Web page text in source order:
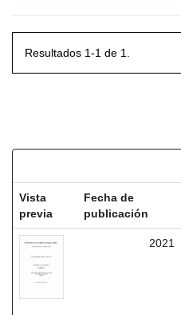
Resultados 1-1 de 1.
Vista
previa
Fecha de
publicación
2021